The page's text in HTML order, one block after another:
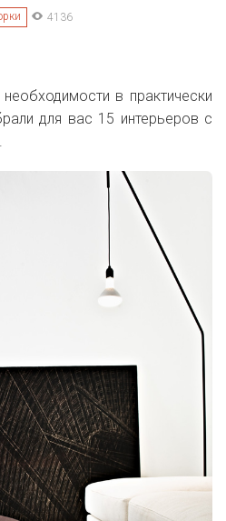
4136
в практически
для вас 15 интерьеров с